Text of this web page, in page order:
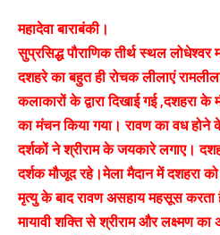
महादेवा बाराबंकी।
सुप्रसिद्ध पौराणिक तीर्थ स्थल
दशहरे का बहुत ही रोचक लीलाएं
कलाकारों के द्वारा दिखाई गई ,दशहरा
का मंचन किया गया। रावण का वध
दर्शकों ने श्रीराम के जयकारे लगाए।
दर्शक मौजूद रहे।मेला मैदान में दशहरा
मृत्यु के बाद रावण असहाय महसूस करता
मायावी शक्ति से श्रीराम और लक्ष्मण